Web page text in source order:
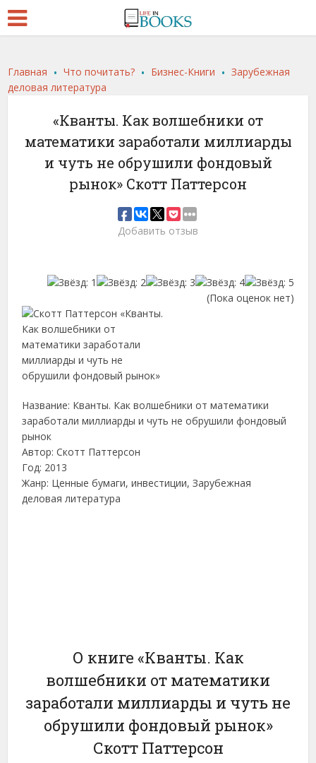
Главная .Что почитать? . Бизнес-Книги .Зарубежная
деловая литература
«Кванты. Как волшебники от
математики заработали миллиарды
и чуть не обрушили фондовый
рынок» Скотт Паттерсон
Добавить отзыв
(Пока оценок нет)
Название: Кванты. Как волшебники от математики
заработали миллиарды и чуть не обрушили фондовый
рынок
Автор: Скотт Паттерсон
Год: 2013
Жанр: Ценные бумаги, инвестиции, Зарубежная
деловая литература
О книге «Кванты. Как
волшебники от математики
заработали миллиарды и чуть не
обрушили фондовый рынок»
Скотт Паттерсон